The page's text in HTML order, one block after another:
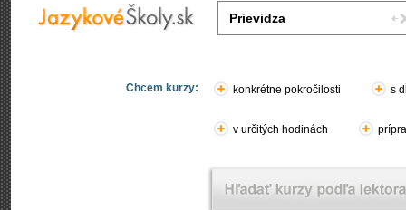
Chcem kurzy: konkrétne pokročilosti s
v určitých hodinách